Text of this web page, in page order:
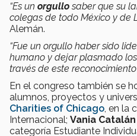
“Es un orgullosaber que su
colegas de todo México y de
Alemán.
“Fue un orgullo haber sido
humano y dejar plasmado
través de este
En el congreso también se
alumnos, proyectos y
Charities of Chicago, en la
Internacional; Vania
categoría Estudiante